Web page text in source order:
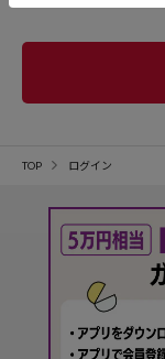
TOP ログイン